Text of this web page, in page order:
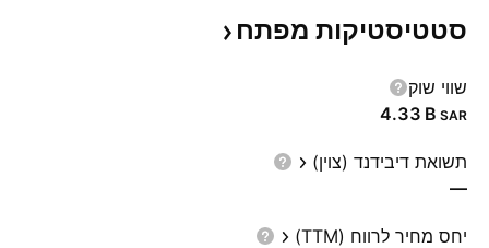
סטטיסטיקות מפתח
שווי שוק
‪4.33 B‬ SAR
תשואת דיבידנד (צוין)
—
יחס מחיר לרווח (TTM)